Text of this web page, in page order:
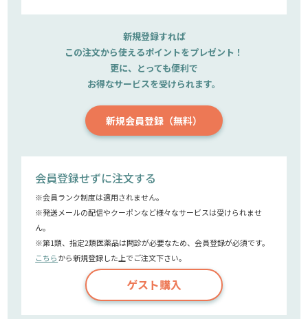
新規登録すれば
この注文から使えるポイントをプレゼント！
更に、とっても便利で
お得なサービスを受けられます。
新規会員登録（無料）
会員登録せずに注文する
※会員ランク制度は適用されません。
※発送メールの配信やクーポンなど様々なサービスは受けられませ
ん。
※第1類、指定2類医薬品は問診が必要なため、会員登録が必須です。
こちらから新規登録した上でご注文下さい。
ゲスト購入